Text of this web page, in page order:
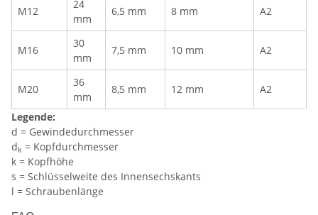
M12
24
mm
6,5 mm 8 mm A2
M16
30
mm
7,5 mm 10 mm A2
M20
36
mm
8,5 mm 12 mm A2
Legende:
d = Gewindedurchmesser
dk = Kopfdurchmesser
k = Kopfhöhe
s = Schlüsselweite des Innensechskants
l = Schraubenlänge